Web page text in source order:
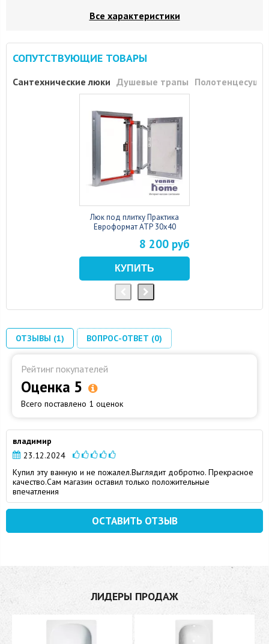
Все характеристики
СОПУТСТВУЮЩИЕ ТОВАРЫ
Сантехнические люки Душевые трапы
Люк под плитку Практика
Евроформат АТР 30x40
8 200 руб
ОТЗЫВЫ (1) ВОПРОС-ОТВЕТ (0)
Рейтинг покупателей
Оценка 5
Всего поставлено 1 оценок
владимир
23.12.2024
Купил эту ванную и не пожалел.Выглядит добротно. Прекрасное
качество.Сам магазин оставил только положительные
впечатления
ОСТАВИТЬ ОТЗЫВ
ЛИДЕРЫ ПРОДАЖ